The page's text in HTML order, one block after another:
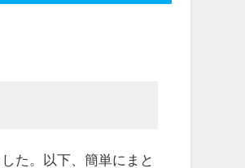
た。以下、簡単にまと